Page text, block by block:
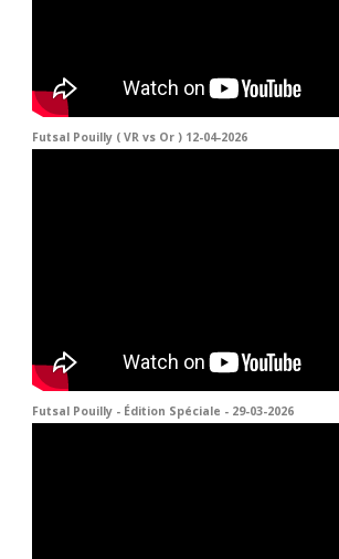
Futsal Pouilly ( VR vs Or ) 12-04-2026
Futsal Pouilly - Édition Spéciale - 29-03-2026